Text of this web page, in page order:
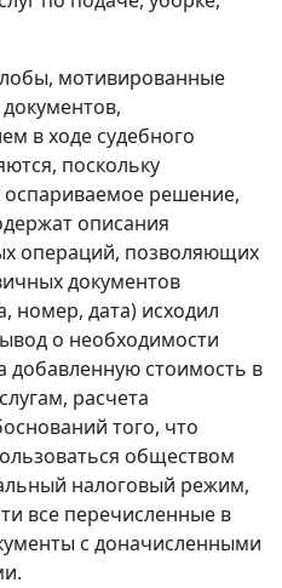
мотивированные
в ходе судебного
поскольку
решение,
описания
операций, позволяющих
документов
номер, дата) исходил
о необходимости
добавленную стоимость в
расчета
того, что
обществом
налоговый режим,
все перечисленные в
с доначисленными